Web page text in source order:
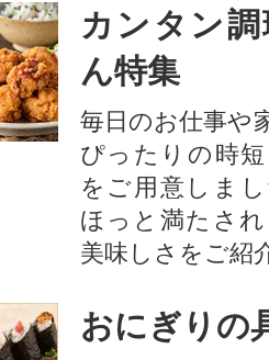
カンタン
ん特集
毎日のお仕事や
ぴったりの時
をご用意しま
ほっと満たさ
美味しさをご紹
おにぎりの